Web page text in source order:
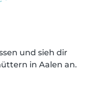
und sieh dir
in Aalen an.